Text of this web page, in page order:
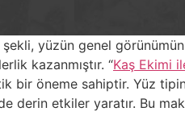
yüzün genel
kazanmıştır. “Kaş Ekimi
bir öneme sahiptir. Yüz
derin etkiler yaratır. Bu